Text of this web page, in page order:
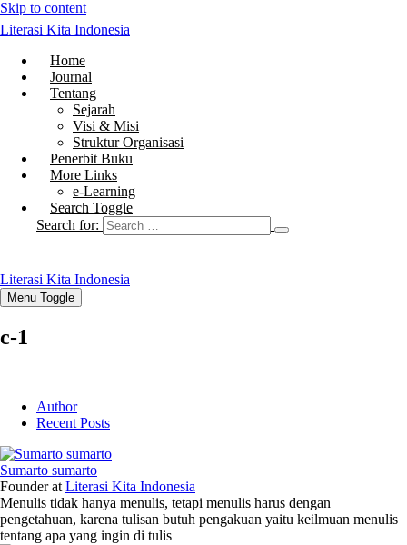
Skip to content
Literasi Kita Indonesia
Home
Journal
Tentang
Sejarah
Visi & Misi
Struktur Organisasi
Penerbit Buku
More Links
e-Learning
Search Toggle
Search for:
Literasi Kita Indonesia
Menu Toggle
c-1
Author
Recent Posts
Sumarto sumarto
Founderat Literasi Kita Indonesia
Menulis tidak hanya menulis, tetapi menulis harus dengan
pengetahuan, karena tulisan butuh pengakuan yaitu keilmuan menulis
tentang apa yang ingin di tulis